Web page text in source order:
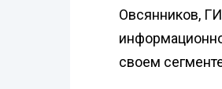
Овсянников,
своем